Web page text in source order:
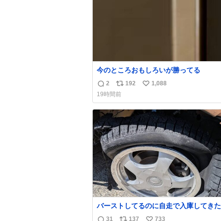
今のところおもしろいが勝ってる
返
信
数
2
リ
ポ
ス
ト
数
192
い
ね
数
1,088
19時間前
バーストしてるのに自走で入庫してき
さん バーストしたならその場で動かな
31 137 733